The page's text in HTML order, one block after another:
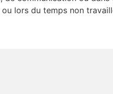
lors du temps non